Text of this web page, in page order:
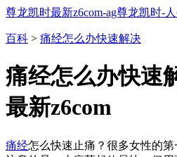
尊龙凯时最新z6com-ag尊龙凯时-
百科 > 痛经怎么办快速解决
痛经怎么办快速
最新z6com
痛经怎么快速止痛？很多女性的